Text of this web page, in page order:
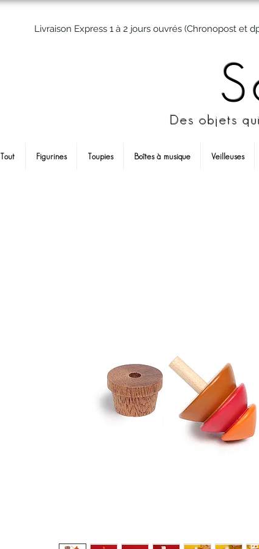
Livraison Express 1 à 2 jours ouvrés (Chronopost et
Des objets
Tout Figurines Toupies Boîtes à musique Veilleuses